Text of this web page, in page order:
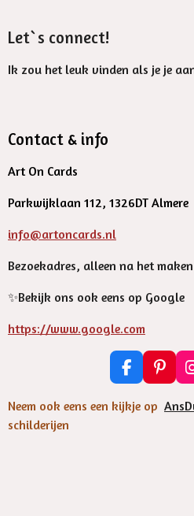
Let`s connect!
Ik zou het leuk vinden als je je
Contact & info
Art On Cards
Parkwijklaan 112, 1326DT Almere
info@artoncards.nl
Bezoekadres, alleen na het
✨️Bekijk ons ook eens op Google
https://www.google.com
F
a
c
P
i
n
I
s
Neem ook eens een kijkje op
schilderijen